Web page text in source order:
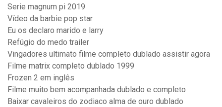
Serie magnum pi 2019
Vídeo da barbie pop star
Eu os declaro marido e larry
Refúgio do medo trailer
Vingadores ultimato filme completo dublado assistir agora
Filme matrix completo dublado 1999
Frozen 2 em inglês
Filme muito bem acompanhada dublado e completo
Baixar cavaleiros do zodiaco alma de ouro dublado